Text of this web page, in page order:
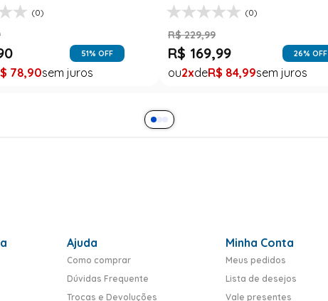
(0)
51% OFF
78,90
(0)
R$ 229,99
R$ 169,99 26% OFF
2 R$ 84,99
Ajuda
Como comprar
Dúvidas Frequente
Trocas e Devoluções
Minha Conta
Meus pedidos
Lista de desejos
Vale presentes